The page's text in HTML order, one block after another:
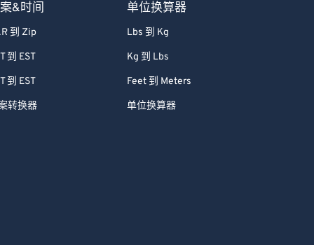
&时间
到 Zip
到 EST
到 EST
转换器
单位换算器
Lbs 到 Kg
Kg 到 Lbs
Feet 到 Meters
单位换算器